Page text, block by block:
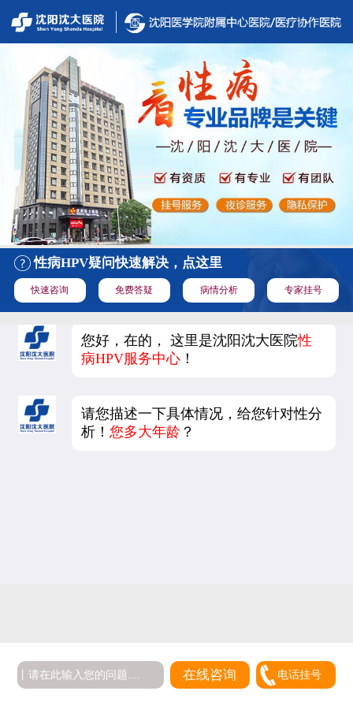
性病HPV疑问快速解决，点这里
快速咨询 免费答疑 病情分析 专家挂号
您好，在的， 这里是沈阳沈大医院性
病HPV服务中心 ！
请您描述一下具体情况，给您针对性分
析！您多大年龄 ？
在线咨询 电话挂号